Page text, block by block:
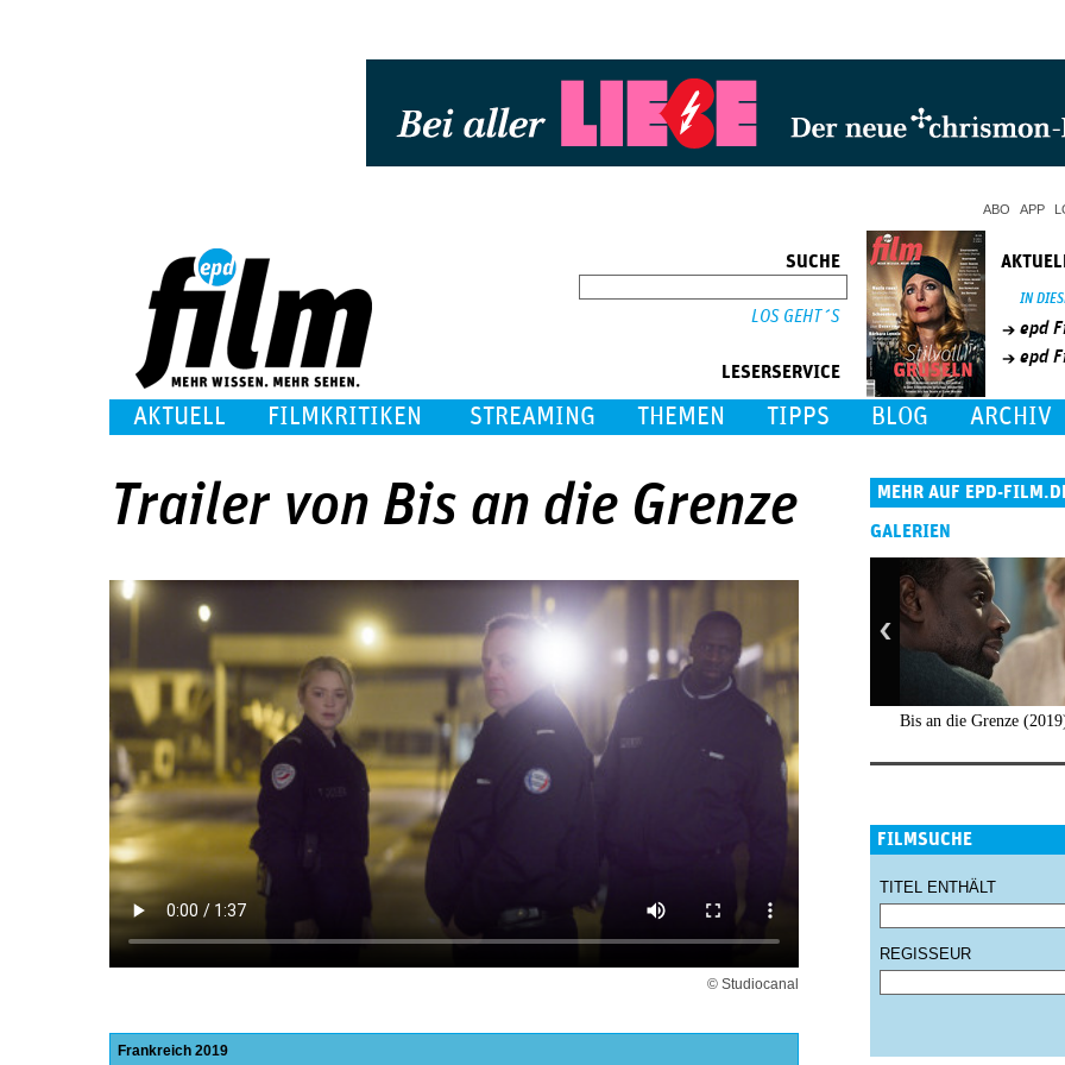
ABO APP
SUCHE
LESERSERVICE
IN
epd
epd
AKTUELL FILMKRITIKEN STREAMING THEMEN TIPPS BLOG ARCHIV
Trailer von Bis an die Grenze
© Studiocanal
Frankreich 2019
MEHR AUF EPD-
GALERIEN
Bis an die Grenze
FILMSUCHE
TITEL ENTHÄLT
REGISSEUR